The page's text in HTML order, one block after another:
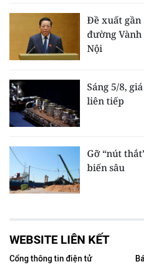
Đề xuất gần
đường
Nội
Sáng 5/8,
liên tiếp
Gỡ “nút
biến sâu
WEBSITE LIÊN KẾT
Cổng thông tin điện tử